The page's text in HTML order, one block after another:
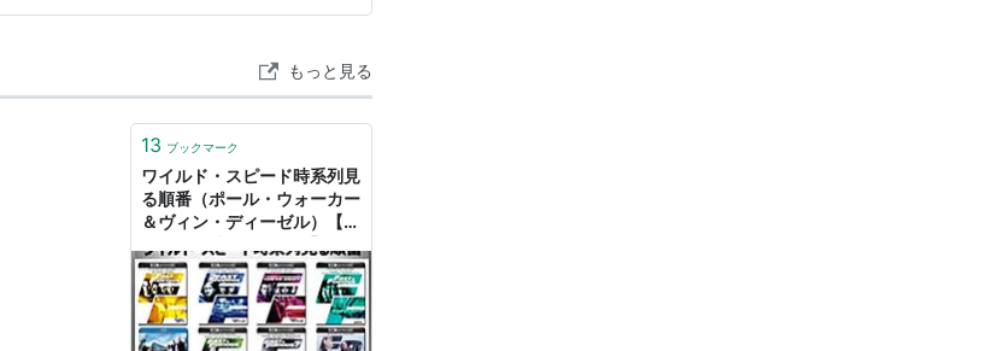
もっと見る
13 ブックマーク
ワイルド・スピード時系列見
る順番（ポール・ウォーカー
＆ヴィン・ディーゼル）【お